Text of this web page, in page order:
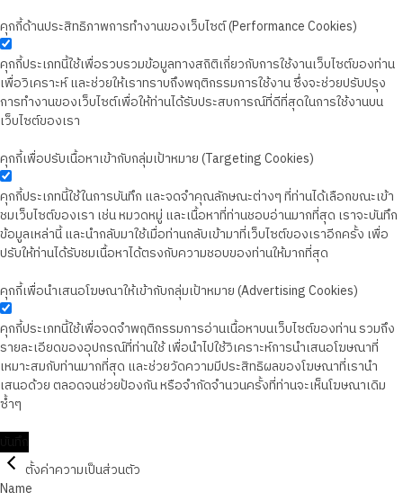
คุกกี้ด้านประสิทธิภาพการทำงานของเว็บไซต์ (Performance Cookies)
คุกกี้ประเภทนี้ใช้เพื่อรวบรวมข้อมูลทางสถิติเกี่ยวกับการใช้งานเว็บไซต์ของท่าน
เพื่อวิเคราะห์ และช่วยให้เราทราบถึงพฤติกรรมการใช้งาน ซึ่งจะช่วยปรับปรุง
การทำงานของเว็บไซต์เพื่อให้ท่านได้รับประสบการณ์ที่ดีที่สุดในการใช้งานบน
เว็บไซต์ของเรา
คุกกี้เพื่อปรับเนื้อหาเข้ากับกลุ่มเป้าหมาย (Targeting Cookies)
คุกกี้ประเภทนี้ใช้ในการบันทึก และจดจำคุณลักษณะต่างๆ ที่ท่านได้เลือกขณะเข้า
ชมเว็บไซต์ของเรา เช่น หมวดหมู่ และเนื้อหาที่ท่านชอบอ่านมากที่สุด เราจะบันทึก
ข้อมูลเหล่านี้ และนำกลับมาใช้เมื่อท่านกลับเข้ามาที่เว็บไซต์ของเราอีกครั้ง เพื่อ
ปรับให้ท่านได้รับชมเนื้อหาได้ตรงกับความชอบของท่านให้มากที่สุด
คุกกี้เพื่อนำเสนอโฆษณาให้เข้ากับกลุ่มเป้าหมาย (Advertising Cookies)
คุกกี้ประเภทนี้ใช้เพื่อจดจำพฤติกรรมการอ่านเนื้อหาบนเว็บไซต์ของท่าน รวมถึง
รายละเอียดของอุปกรณ์ที่ท่านใช้ เพื่อนำไปใช้วิเคราะห์การนำเสนอโฆษณาที่
เหมาะสมกับท่านมากที่สุด และช่วยวัดความมีประสิทธิผลของโฆษณาที่เรานำ
เสนอด้วย ตลอดจนช่วยป้องกัน หรือจำกัดจำนวนครั้งที่ท่านจะเห็นโฆษณาเดิม
ซ้ำๆ
ตั้งค่าความเป็นส่วนตัว
Name